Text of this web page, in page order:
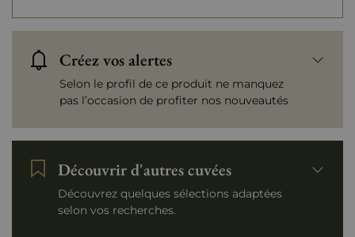
Créez vos alertes
Selon le profil de ce produit ne manquez
pas l’occasion de profiter nos nouveautés
Découvrir d'autres cuvées
Découvrez quelques sélections adaptées
selon vos recherches.